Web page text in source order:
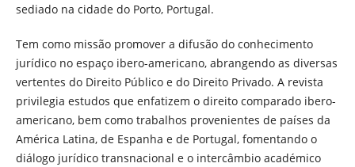
sediado na cidade do Porto, Portugal.
Tem como missão promover a difusão do conhecimento
jurídico no espaço ibero-americano, abrangendo as diversas
vertentes do Direito Público e do Direito Privado. A revista
privilegia estudos que enfatizem o direito comparado ibero-
americano, bem como trabalhos provenientes de países da
América Latina, de Espanha e de Portugal, fomentando o
diálogo jurídico transnacional e o intercâmbio académico